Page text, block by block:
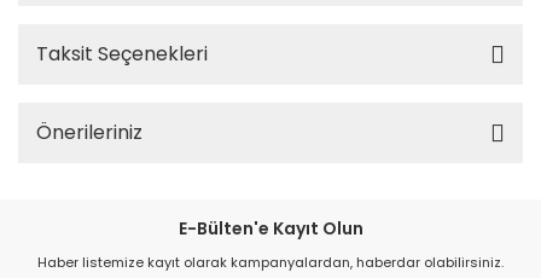
Taksit Seçenekleri
Önerileriniz
E-Bülten'e Kayıt Olun
Haber listemize kayıt olarak kampanyalardan, haberdar olabilirsiniz.